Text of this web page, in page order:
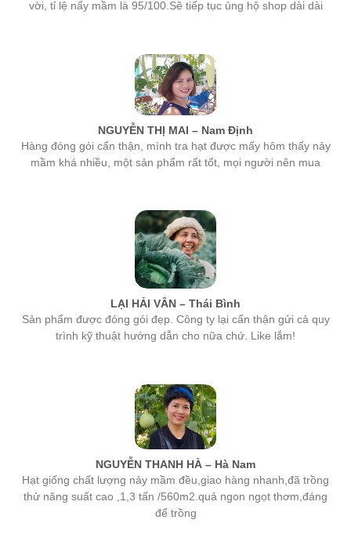
NGUYỄN THỊ MAI – Nam Định
Hàng đóng gói cẩn thận, mình tra hạt được mấy hôm thấy nảy
mầm khá nhiều, một sản phẩm rất tốt, mọi người nên mua
LẠI HẢI VÂN – Thái Bình
Sản phẩm được đóng gói đẹp. Công ty lại cẩn thận gửi cả quy
trình kỹ thuật hướng dẫn cho nữa chứ. Like lắm!
NGUYỄN THANH HÀ – Hà Nam
Hạt giống chất lượng nảy mầm đều,giao hàng nhanh,đã trồng
thử năng suất cao ,1,3 tấn /560m2.quả ngon ngọt thơm,đáng
để trồng